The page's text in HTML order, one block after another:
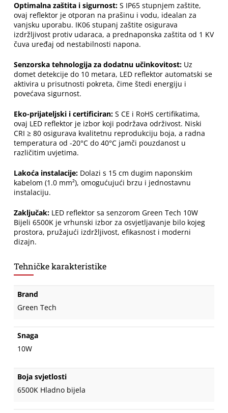
Optimalna zaštita i sigurnost:S IP65 stupnjem zaštite,
ovaj reflektor je otporan na prašinu i vodu, idealan za
vanjsku uporabu. IK06 stupanj zaštite osigurava
izdržljivost protiv udaraca, a prednaponska zaštita od 1 KV
čuva uređaj od nestabilnosti napona.
Senzorska tehnologija za dodatnu učinkovitost:Uz
domet detekcije do 10 metara, LED reflektor automatski se
aktivira u prisutnosti pokreta, čime štedi energiju i
povećava sigurnost.
Eko-prijateljski i certificiran:S CE i RoHS certifikatima,
ovaj LED reflektor je izbor koji podržava održivost. Niski
CRI ≥ 80 osigurava kvalitetnu reprodukciju boja, a radna
temperatura od -20°C do 40°C jamči pouzdanost u
različitim uvjetima.
Lakoća instalacije:Dolazi s 15 cm dugim naponskim
kabelom (1.0 mm²), omogućujući brzu i jednostavnu
instalaciju.
Zaključak:LED reflektor sa senzorom Green Tech 10W
Bijeli 6500K je vrhunski izbor za osvjetljavanje bilo kojeg
prostora, pružajući izdržljivost, efikasnost i moderni
dizajn.
Tehničke karakteristike
Brand
Green Tech
Snaga
10W
Boja svjetlosti
6500K Hladno bijela